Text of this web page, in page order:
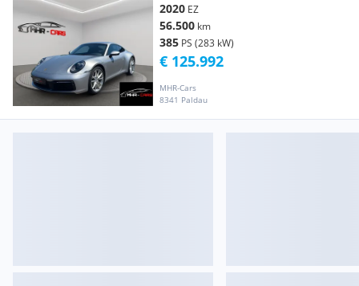
2020 EZ
56.500 km
385 PS (283 kW)
MHR-Cars
8341 Paldau
€ 125.992